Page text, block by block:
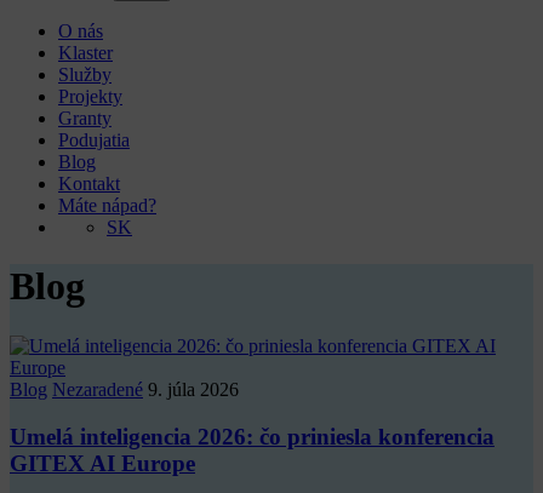
O nás
Klaster
Služby
Projekty
Granty
Podujatia
Blog
Kontakt
Máte nápad?
SK
Blog
Blog Nezaradené 9. júla 2026
Umelá inteligencia 2026: čo priniesla konferencia
GITEX AI Europe